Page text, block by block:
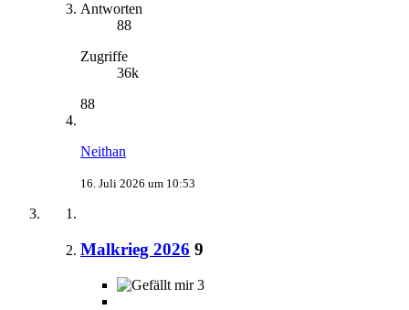
Antworten
88
Zugriffe
36k
88
Neithan
16. Juli 2026 um 10:53
Malkrieg 2026 9
3